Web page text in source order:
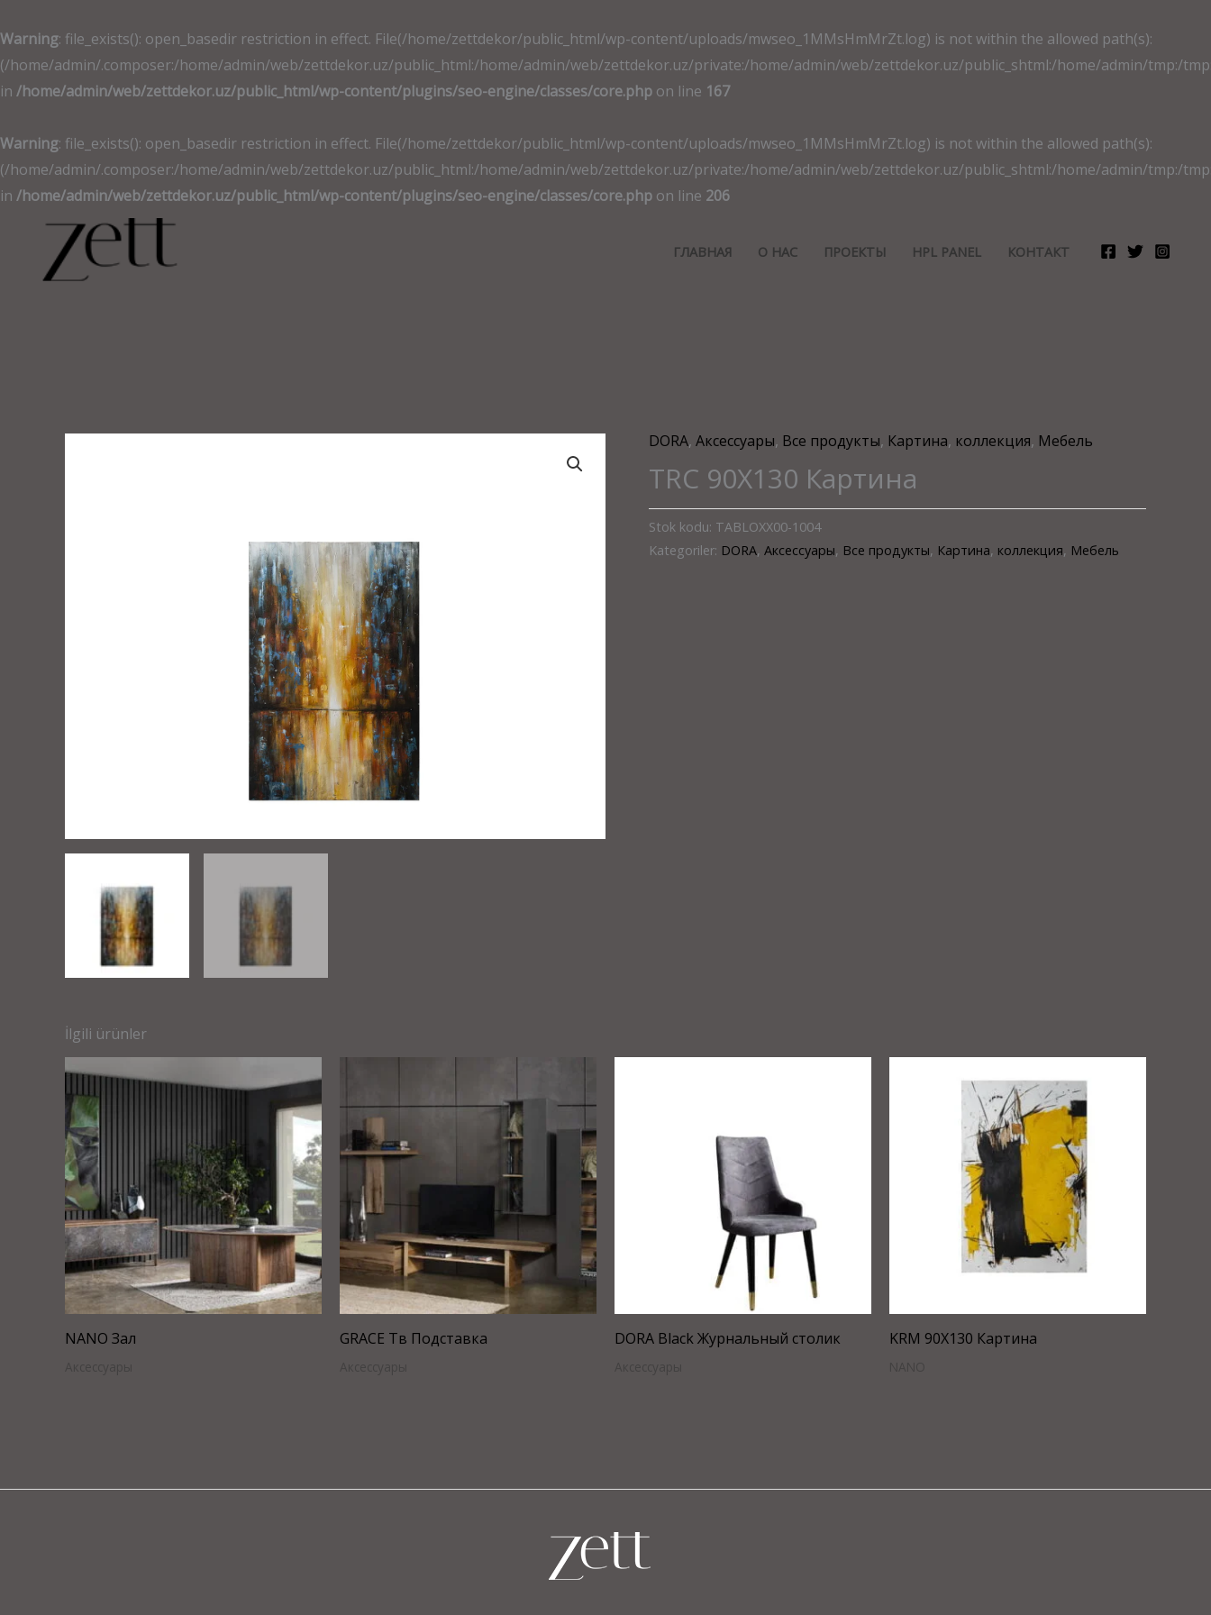
Warning: file_exists(): open_basedir restriction in effect. File(/home/zettdekor/public_html/wp-content/uploads/mwseo_1MMsHmMrZt.log) is not within the allowed path(s):
(/home/admin/.composer:/home/admin/web/zettdekor.uz/public_html:/home/admin/web/zettdekor.uz/private:/home/admin/web/zettdekor.uz/public_shtml:/home/admin/tmp:/
in /home/admin/web/zettdekor.uz/public_html/wp-content/plugins/seo-engine/classes/core.php on line 167
Warning: file_exists(): open_basedir restriction in effect. File(/home/zettdekor/public_html/wp-content/uploads/mwseo_1MMsHmMrZt.log) is not within the allowed path(s):
(/home/admin/.composer:/home/admin/web/zettdekor.uz/public_html:/home/admin/web/zettdekor.uz/private:/home/admin/web/zettdekor.uz/public_shtml:/home/admin/tmp:/
in /home/admin/web/zettdekor.uz/public_html/wp-content/plugins/seo-engine/classes/core.php on line 206
atla
ГЛАВНАЯ О НАС ПРОЕКТЫ HPL PANEL КОНТАКТ
DORA, Аксессуары, Все продукты, Картина, коллекция, Мебель
TRC 90X130 Картина
Stok kodu: TABLOXX00-1004
Kategoriler: DORA, Аксессуары, Все продукты, Картина, коллекция, Мебель
İlgili ürünler
NANO Зал GRACE Тв Подставка DORA Black Журнальный столик KRM 90X130 Картина